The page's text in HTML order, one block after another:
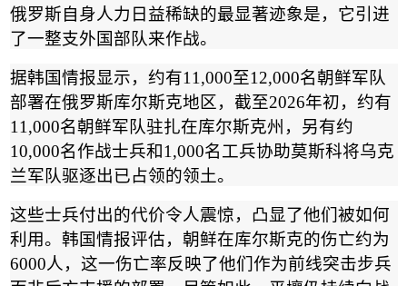
俄罗斯自身人力日益稀缺的最显著迹象是，它引进
了一整支外国部队来作战。
据韩国情报显示，约有11,000至12,000名朝鲜军队
部署在俄罗斯库尔斯克地区，截至2026年初，约有
11,000名朝鲜军队驻扎在库尔斯克州，另有约
10,000名作战士兵和1,000名工兵协助莫斯科将乌克
兰军队驱逐出已占领的领土。
这些士兵付出的代价令人震惊，凸显了他们被如何
利用。韩国情报评估，朝鲜在库尔斯克的伤亡约为
6000人，这一伤亡率反映了他们作为前线突击步兵